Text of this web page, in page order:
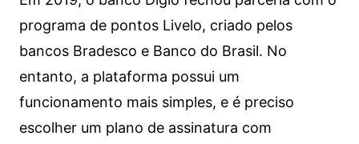
programa de pontos Livelo, criado pelos
bancos Bradesco e Banco do Brasil. No
entanto, a plataforma possui um
funcionamento mais simples, e é preciso
escolher um plano de assinatura com